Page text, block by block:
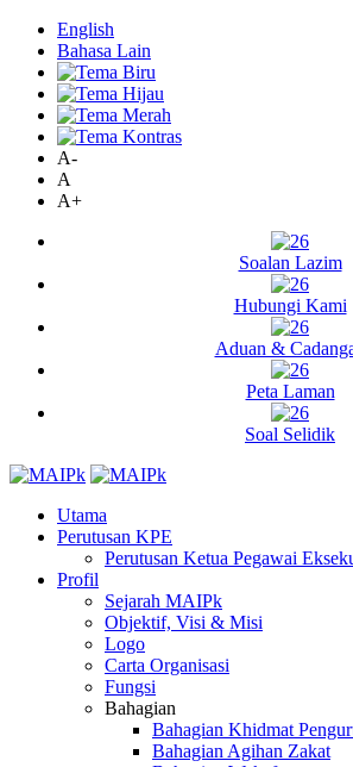
English
Bahasa Lain
A-
A
A+
Soalan Lazim
Hubungi Kami
Aduan &
Peta Laman
Soal Selidik
Utama
Perutusan KPE
Perutusan Ketua Pegawai
Profil
Sejarah MAIPk
Objektif, Visi & Misi
Logo
Carta Organisasi
Fungsi
Bahagian
Bahagian Khidmat
Bahagian Agihan Zakat